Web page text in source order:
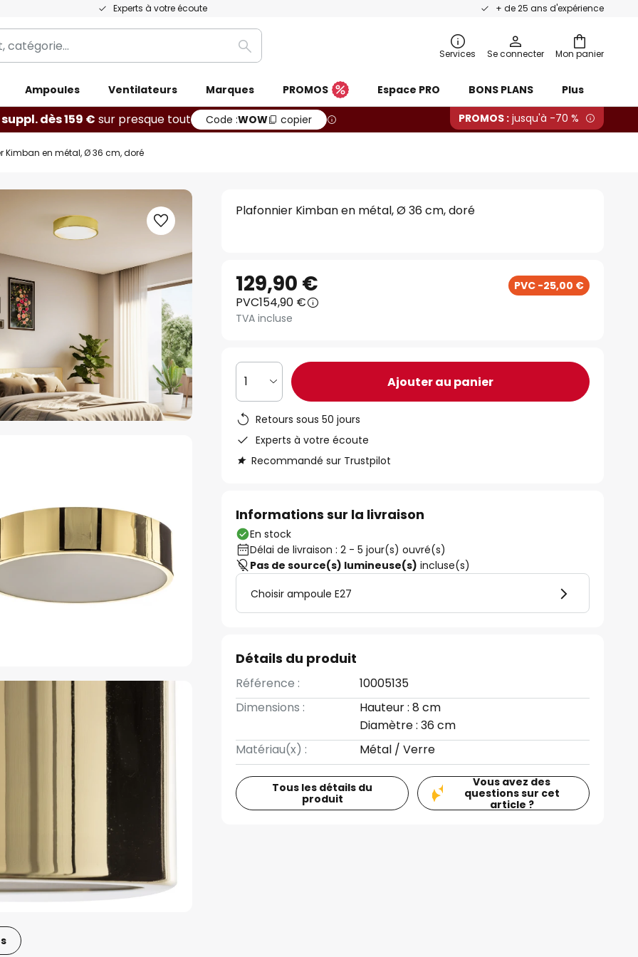
Experts à votre écoute + de 25 ans d'expérience
Mon panier
Rechercher Services Se connecter
Ampoules Ventilateurs Marques PROMOS Espace PRO BONS PLANS Plus
dès 159 € sur presque tout Code :WOW copier PROMOS : jusqu'à -70 %
Kimban en métal, Ø 36 cm, doré
Plafonnier Kimban en métal, Ø 36 cm, doré
129,90 € PVC -25,00 €
PVC154,90 €
TVA incluse
1 Ajouter au panier
Retours sous 50 jours
Experts à votre écoute
Recommandé sur Trustpilot
Informations sur la livraison
En stock
Délai de livraison : 2 - 5 jour(s) ouvré(s)
Pas de source(s) lumineuse(s) incluse(s)
Choisir ampoule E27
Détails du produit
Référence :
10005135
Dimensions :
Hauteur : 8 cm
Diamètre : 36 cm
Matériau(x) :
Métal / Verre
Tous les détails du
produit
Vous avez des
questions sur cet
article ?